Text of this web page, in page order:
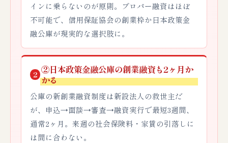
インに乗らないのが原則。プロパー融資はほぼ
不可能で、信用保証協会の創業枠か日本政策金
融公庫が現実的な選択肢に。
2 ②日本政策金融公庫の創業融資も2ヶ月か
かる
公庫の新創業融資制度は新設法人の救世主だ
が、申込→面談→審査→融資実行で最短3週間、
通常2ヶ月。来週の社会保険料・家賃の引落しに
は間に合わない。